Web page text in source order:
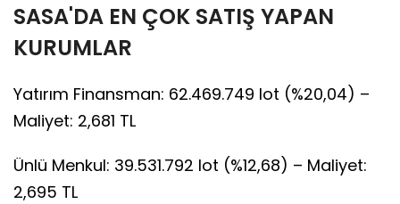
SASA'DA EN ÇOK SATIŞ YAPAN
KURUMLAR
Yatırım Finansman: 62.469.749 lot (%20,04) –
Maliyet: 2,681 TL
Ünlü Menkul: 39.531.792 lot (%12,68) – Maliyet:
2,695 TL